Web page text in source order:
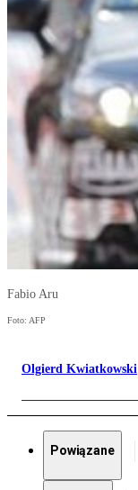
Fabio Aru
Foto: AFP
Olgierd Kwiatkowski
Powiązane